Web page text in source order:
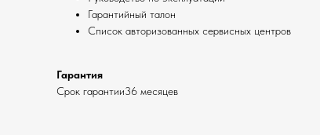
Гарантийный талон
Список авторизованных сервисных центров
Гарантия
Срок гарантии36 месяцев